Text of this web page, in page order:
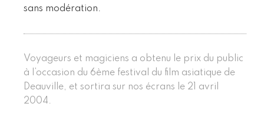
sans modération.
Voyageurs et magiciens a obtenu le prix du public
à l’occasion du 6ème festival du film asiatique de
Deauville, et sortira sur nos écrans le 21 avril
2004.